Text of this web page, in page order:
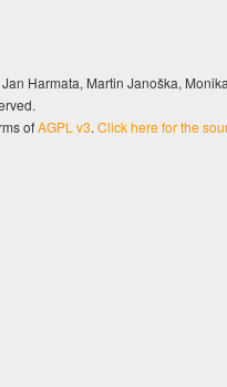
Harmata, Martin Janoška,
ofAGPL v3. Click here for the